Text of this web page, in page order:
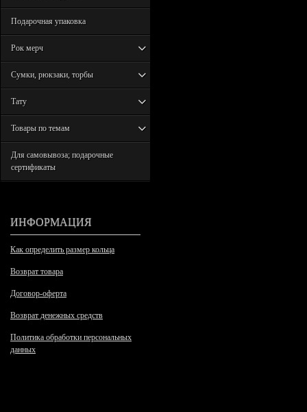
Подарочная упаковка
Рок мерч
Сумки, рюкзаки, торбы
Тату
Товары по темам
Для самовывоза; подарочные
сертификаты
ИНФОРМАЦИЯ
Как определить размер кольца
Возврат товара
Договор-оферта
Возврат денежных средств
Политика обработки персональных
данных